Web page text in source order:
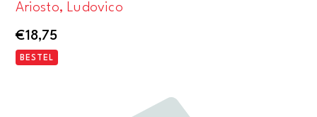
Ariosto, Ludovico
€18,75
BESTEL